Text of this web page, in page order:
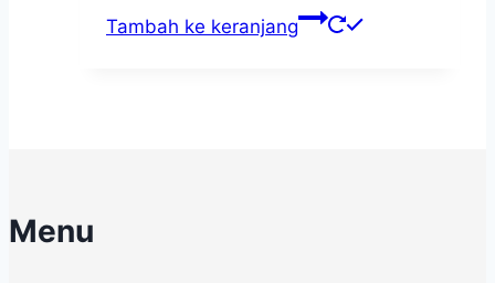
Tambah ke keranjang
Menu